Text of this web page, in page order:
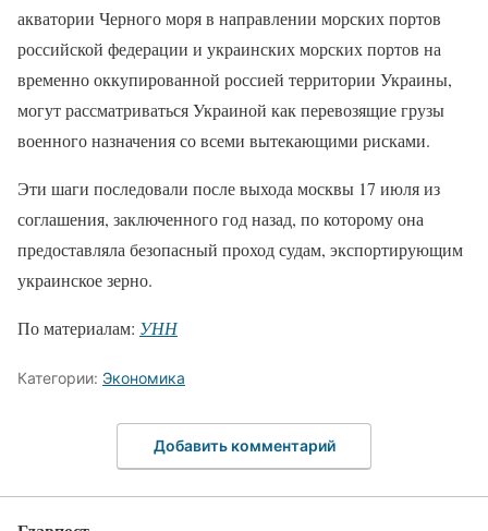
акватории Черного моря в направлении морских портов
российской федерации и украинских морских портов на
временно оккупированной россией территории Украины,
могут рассматриваться Украиной как перевозящие грузы
военного назначения со всеми вытекающими рисками.
Эти шаги последовали после выхода москвы 17 июля из
соглашения, заключенного год назад, по которому она
предоставляла безопасный проход судам, экспортирующим
украинское зерно.
По материалам: УНН
Категории: Экономика
Добавить комментарий